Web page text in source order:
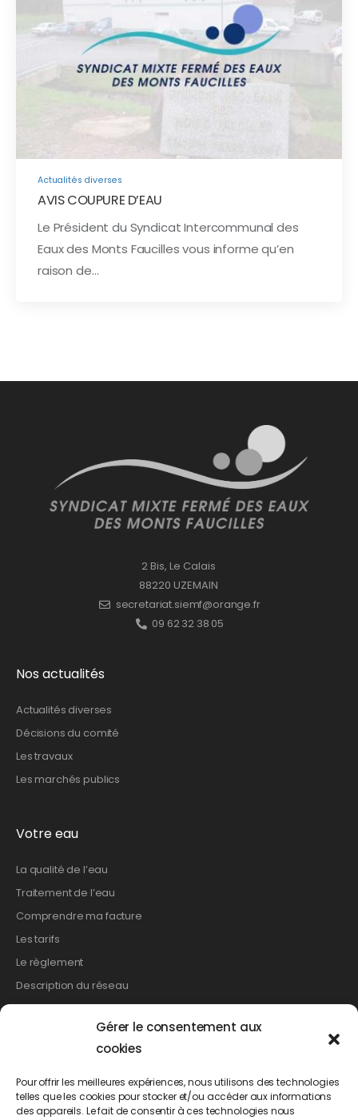
Gérer le consentement aux
cookies
Pour offrir les meilleures expériences, nous utilisons des technologies
telles que les cookies pour stocker et/ou accéder aux informations
des appareils. Le fait de consentir à ces technologies nous
Actualités diverses
AVIS COUPURE D’EAU
Le Président du Syndicat Intercommunal des
Eaux des Monts Faucilles vous informe qu’en
raison de…
2 Bis, Le Calais
88220 UZEMAIN
secretariat.siemf@orange.fr
09 62 32 38 05
Nos actualités
Actualités diverses
Décisions du comité
Les travaux
Les marchés publics
Votre eau
La qualité de l’eau
Traitement de l’eau
Comprendre ma facture
Les tarifs
Le règlement
Description du réseau
Relevé de compteur
Création de branchement